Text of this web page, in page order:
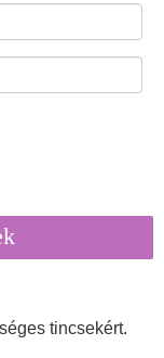
tincsekért.